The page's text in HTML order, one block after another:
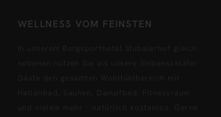
WELLNESS VOM FEINSTEN
In unserem Bergsporthotel Stubaierhof gleich
nebenan nutzen Sie als unsere Siebenschläfer
Gäste den gesamten Wohlfühlbereich mit
Hallenbad, Saunen, Dampfbad, Fitnessraum
und vielem mehr – natürlich kostenlos. Gerne